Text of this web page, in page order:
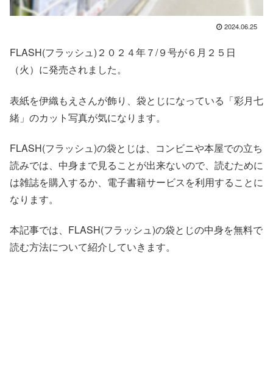
2024.06.25
FLASH(フラッシュ)２０２４年７/９号が６月２５日
（火）に発売されました。
表紙を伊織もえさんが飾り、袋とじになっている「彩月七
緒」のカット写真が気になります。
FLASH(フラッシュ)の袋とじは、コンビニや本屋での立ち
読みでは、中身まで見ることが出来ないので、読むために
は雑誌を購入するか、電子書籍サービスを利用することに
なります。
本記事では、FLASH(フラッシュ)の袋とじの中身を無料で
読む方法について紹介していきます。